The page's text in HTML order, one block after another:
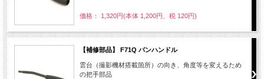
価格： 1,320円(本体 1,200円、税 120円)
【補修部品】 F71Q パンハンドル
雲台（撮影機材搭載箇所）の向き、角度等を変えるため
の把手部品